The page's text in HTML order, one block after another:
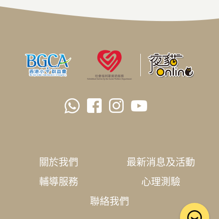
關於我們
最新消息及活動
輔導服務
心理測驗
聯絡我們